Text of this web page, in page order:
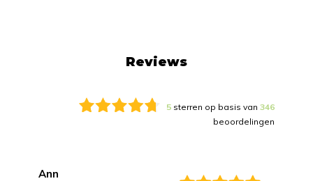
Reviews
5 sterren op basis van 346
beoordelingen
Ann